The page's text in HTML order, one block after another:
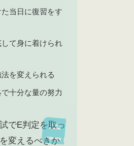
当日に復習をす
て身に着けられ
を変えられる
十分な量の努力
でE判定を取っ
変えるべきか